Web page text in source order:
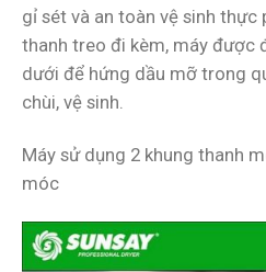
gỉ sét và an toàn vệ sinh thực
thanh treo đi kèm, máy được
dưới để hứng dầu mỡ trong
chùi, vệ sinh.
Máy sử dụng 2 khung thanh
móc